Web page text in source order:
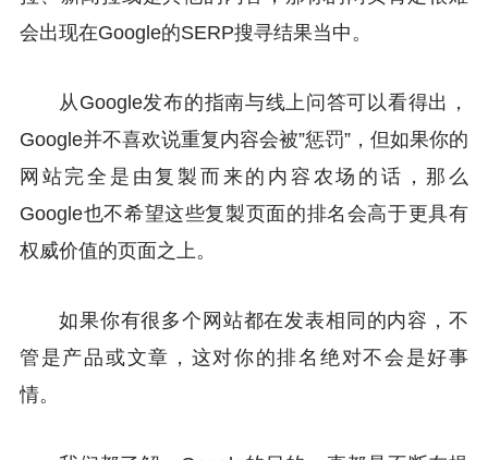
会出现在Google的SERP搜寻结果当中。
从Google发布的指南与线上问答可以看得出，
Google并不喜欢说重复内容会被”惩罚”，但如果你的
网站完全是由复製而来的内容农场的话，那么
Google也不希望这些复製页面的排名会高于更具有
权威价值的页面之上。
如果你有很多个网站都在发表相同的内容，不
管是产品或文章，这对你的排名绝对不会是好事
情。